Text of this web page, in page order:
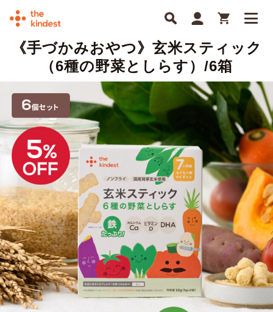
《手づかみおやつ》玄米スティック
（6種の野菜としらす）/6箱